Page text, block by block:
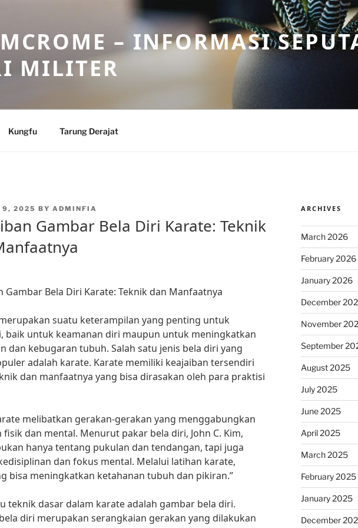
– INFORMASI
MILITER
Kungfu Tarung Derajat
9, 2025 BY ADMINFIA
Gambar Bela Diri Karate: Teknik
Gambar Bela Diri Karate: Teknik dan Manfaatnya
suatu keterampilan yang penting untuk
baik untuk keamanan diri maupun untuk meningkatkan
dan kebugaran tubuh. Salah satu jenis bela diri yang
adalah karate. Karate memiliki keajaiban tersendiri
dan manfaatnya yang bisa dirasakan oleh para praktisi
melibatkan gerakan-gerakan yang menggabungkan
fisik dan mental. Menurut pakar bela diri, John C. Kim,
hanya tentang pukulan dan tendangan, tapi juga
dan fokus mental. Melalui latihan karate,
bisa meningkatkan ketahanan tubuh dan pikiran.”
teknik dasar dalam karate adalah gambar bela diri.
diri merupakan serangkaian gerakan yang dilakukan
ARCHIVES
March 2026
February 2026
January 2026
December
November
September
August 2025
July 2025
June 2025
April 2025
March 2025
February 2025
January 2025
December